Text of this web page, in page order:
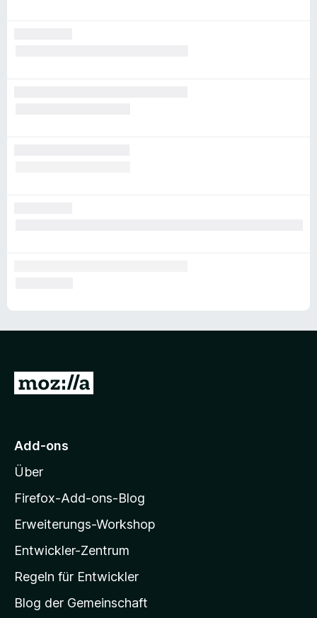
Z
M
z
i
l
a
-
t
Add-ons
Über
Firefox-Add-ons-Blog
Erweiterungs-Workshop
Entwickler-Zentrum
Regeln für Entwickler
Blog der Gemeinschaft